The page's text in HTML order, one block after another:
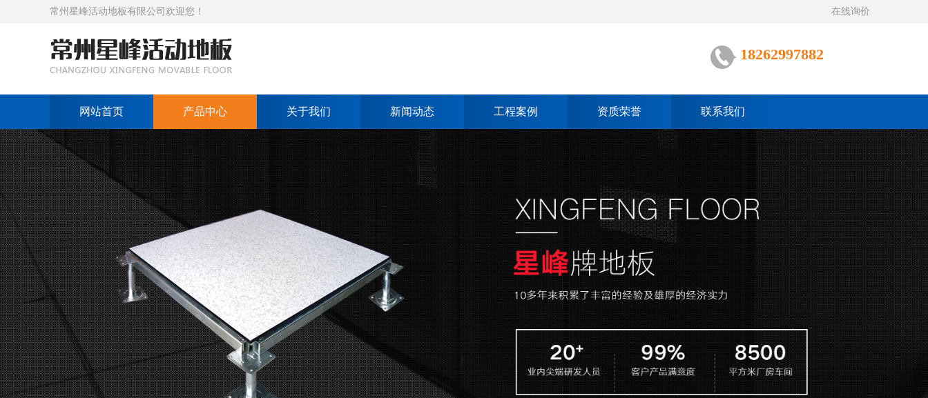
在线询价
常州星峰活动地板有限公司欢迎您！
18262997882
网站首页 产品中心 关于我们 新闻动态 工程案例 资质荣誉 联系我们